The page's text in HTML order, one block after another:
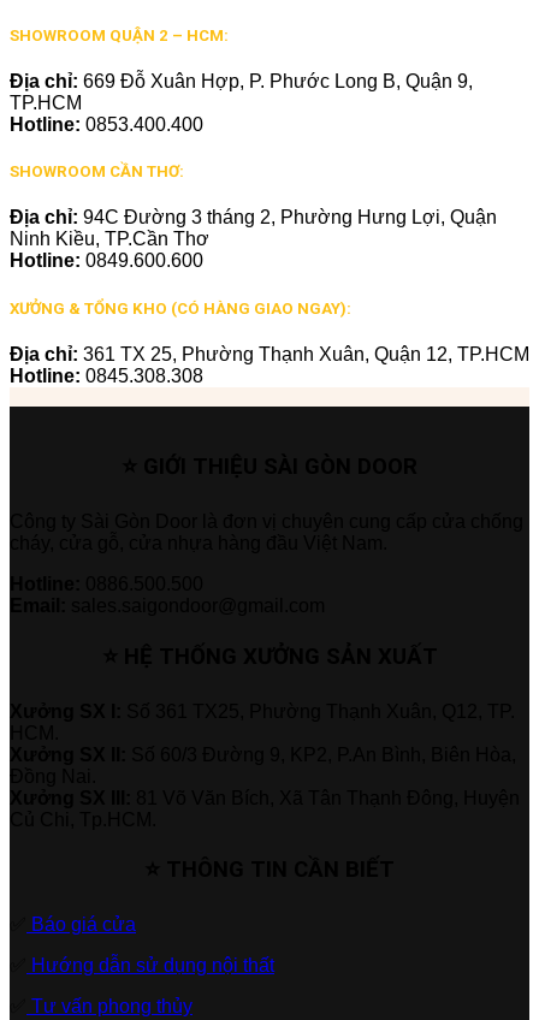
SHOWROOM QUẬN 2 – HCM:
Địa chỉ: 669 Đỗ Xuân Hợp, P. Phước Long B, Quận 9,
TP.HCM
Hotline: 0853.400.400
SHOWROOM CẦN THƠ:
Địa chỉ: 94C Đường 3 tháng 2, Phường Hưng Lợi, Quận
Ninh Kiều, TP.Cần Thơ
Hotline: 0849.600.600
XƯỞNG & TỔNG KHO (CÓ HÀNG GIAO NGAY):
Địa chỉ: 361 TX 25, Phường Thạnh Xuân, Quận 12, TP.HCM
Hotline: 0845.308.308
Báo giá cửa
Hướng dẫn sử dụng nội thất
Tư vấn phong thủy